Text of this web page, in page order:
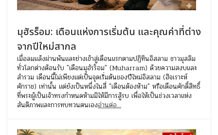
มุฮัรร็อม: เดือนแห่งการเริ่มต้น และคุณค่าที่ต่าง
จากปีใหม่สากล
เมื่อลมแล้งผ่านพ้นและย่างเข้าสู่เดือนแรกตามปฏิทินอิสลาม ชาวมุสลิม
ทั่วโลกต่างต้อนรับ "เดือนมุฮัรร็อม" (Muharram) ด้วยความสงบและ
สำรวม เดือนนี้ไม่เพียงแต่เป็นจุดเริ่มต้นของปีใหม่อิสลาม (ฮิจเราะห์
ศักราช) เท่านั้น แต่ยังเป็นหนึ่งในสี่ "เดือนต้องห้าม" หรือเดือนศักดิ์สิทธิ์
ที่พระผู้เป็นเจ้าทรงกำหนดห้ามมิให้มีการสู้รบ เพื่อให้เป็นช่วงเวลาแห่ง
สันติภาพและการทบทวนตนเองอ่านต่อ...